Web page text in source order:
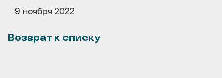
9 ноября 2022
Возврат к списку